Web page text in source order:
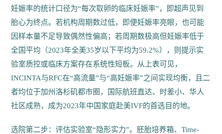
妊娠率的统计口径为“每次取卵的临床妊娠率”，即超声见到
胎心为终点。若机构周期数过低，即便妊娠率亮眼，也可能
因样本量不足导致偶然性偏高；若周期数极高但妊娠率低于
全国平均（2023年全美35岁以下平均为59.2%），则提示实
验室质控或临床方案存在系统性短板。从上表可见，
INCINTA与RFC在“高流量”与“高妊娠率”之间实现均衡，且二
者均位于加州洛杉矶都市圈，国际航班直达、时差小、华人
社区成熟，成为2023年中国家庭赴美IVF的首选目的地。
选院第二步：评估实验室“隐形实力”。胚胎培养箱、Time-